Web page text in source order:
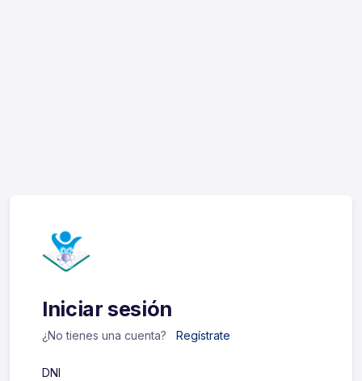
Iniciar sesión
¿No tienes una cuenta? Regístrate
DNI